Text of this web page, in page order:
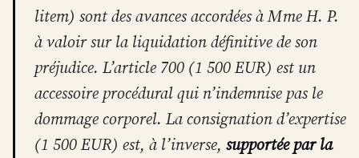
litem) sont des avances accordées à Mme H. P.
à valoir sur la liquidation définitive de son
préjudice. L’article 700 (1 500 EUR) est un
accessoire procédural qui n’indemnise pas le
dommage corporel. La consignation d’expertise
(1 500 EUR) est, à l’inverse, supportée par la